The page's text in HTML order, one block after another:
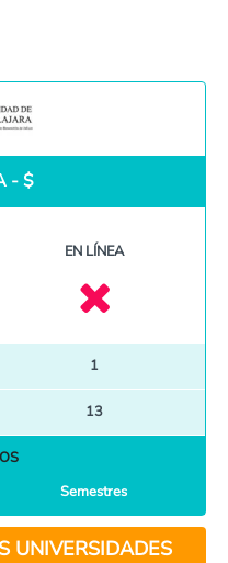
- $
EN LÍNEA
1
13
Semestres
UNIVERSIDADES